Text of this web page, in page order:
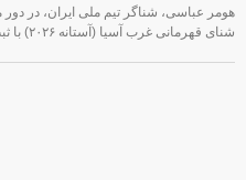
شنای قهرمانی غرب آسیا (آستانه ۲۰۲۶) با ثبت زمان ۲۵.۶۷ ثانیه در جایگاه نخست قرار